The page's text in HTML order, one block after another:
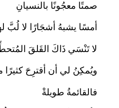
صمتًا معجُونًا بالنسيانِ
أمسًا يشبهُ أشجَارًا لا لُبَّ
لا تَنْسَي ذَاكَ القَلقَ
ويُمكِنُ لي أن أقترِحَ
فالقائمةُ طويلةْ